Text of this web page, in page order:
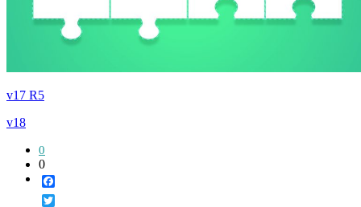
v17 R5
v18
0
0